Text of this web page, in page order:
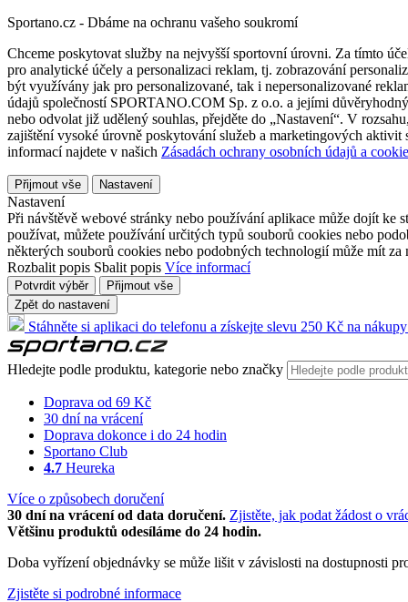
Sportano.cz - Dbáme na ochranu vašeho soukromí
Chceme poskytovat služby na nejvyšší sportovní úrovni. Za tímto
pro analytické účely a personalizaci reklam, tj. zobrazování
být využívány jak pro personalizované, tak i nepersonalizované
údajů společností SPORTANO.COM Sp. z o.o. a jejími
nebo odvolat již udělený souhlas, přejděte do „Nastavení“. V
zajištění vysoké úrovně poskytování služeb a marketingových
informací najdete v našich Zásadách ochrany osobních údajů a
Přijmout vše Nastavení
Nastavení
Při návštěvě webové stránky nebo používání aplikace může dojít ke
používat, můžete používání určitých typů souborů cookies nebo
některých souborů cookies nebo podobných technologií může mít
Rozbalit popis Sbalit popis Více informací
Potvrdit výběr
Přijmout vše
Zpět do nastavení
Stáhněte si aplikaci do telefonu a získejte slevu 250 Kč na
Hledejte podle produktu, kategorie nebo značky
Doprava od 69 Kč
30 dní na vrácení
Doprava dokonce i do 24 hodin
Sportano Club
4.7 Heureka
Více o způsobech doručení
30 dní na vrácení od data doručení. Zjistěte, jak podat žádost o
Většinu produktů odesíláme do 24 hodin.
Doba vyřízení objednávky se může lišit v závislosti na dostupnosti
Zjistěte si podrobné informace